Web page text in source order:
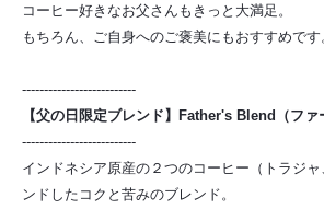
コーヒー好きなお父さんもきっと大満足。
もちろん、ご自身へのご褒美にもおすすめです
--------------------------
【父の日限定ブレンド】Father's Blend（ファ
--------------------------
インドネシア原産の２つのコーヒー（トラジ
ンドしたコクと苦みのブレンド。